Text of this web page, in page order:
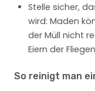
Stelle sicher,
wird: Maden
der Müll nicht
Eiern der
So reinigt man